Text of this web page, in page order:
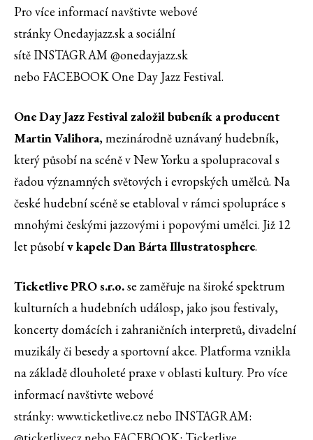
Pro více informací navštivte webové
stránky Onedayjazz.sk a sociální
sítě INSTAGRAM @onedayjazz.sk
nebo FACEBOOK One Day Jazz Festival.
One Day Jazz Festival založil bubeník a producent
Martin Valihora, mezinárodně uznávaný hudebník,
který působí na scéně v New Yorku a spolupracoval s
řadou významných světových i evropských umělců. Na
české hudební scéně se etabloval v rámci spolupráce s
mnohými českými jazzovými i popovými umělci. Již 12
let působív kapele Dan Bárta Illustratosphere.
Ticketlive PRO s.r.o.se zaměřuje na široké spektrum
kulturních a hudebních událosp, jako jsou festivaly,
koncerty domácích i zahraničních interpretů, divadelní
muzikály či besedy a sportovní akce. Platforma vznikla
na základě dlouholeté praxe v oblasti kultury. Pro více
informací navštivte webové
stránky: www.ticketlive.cz nebo INSTAGRAM: